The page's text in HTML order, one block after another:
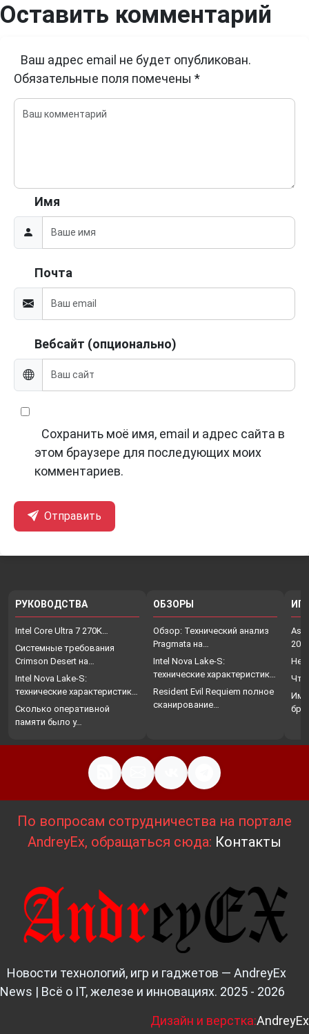
Оставить комментарий
Ваш адрес email не будет опубликован.
Обязательные поля помечены *
Имя
Почта
Вебсайт (опционально)
Сохранить моё имя, email и адрес сайта в
этом браузере для последующих моих
комментариев.
Отправить
РУКОВОДСТВА
Intel Core Ultra 7 270K…
Системные требования
Crimson Desert на…
Intel Nova Lake-S:
технические характеристики,
…
Сколько оперативной
памяти было у…
ОБЗОРЫ
Обзор: Технический анализ
Pragmata на…
Intel Nova Lake-S:
технические характеристики,
…
Resident Evil Requiem полное
сканирование…
Что
По вопросам сотрудничества на портале
AndreyEx, обращаться сюда: Контакты
Новости технологий, игр и гаджетов — AndreyEx
News | Всё о IT, железе и инновациях. 2025 - 2026
Дизайн и верстка:AndreyEx